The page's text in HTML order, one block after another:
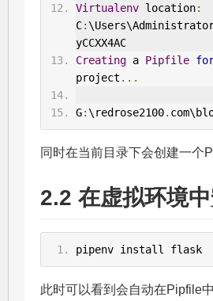
Virtualenv location:
C:
yCCXX4AC
Creating a Pipfile
project ...
G:\redrose2100.
同时在当前目录下会创建一个
2.2 在虚拟环境
pipenv install flask
此时可以看到会自动在Pipfile